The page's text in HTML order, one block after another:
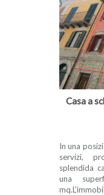
Casa a
In una
servizi,
splendida
una